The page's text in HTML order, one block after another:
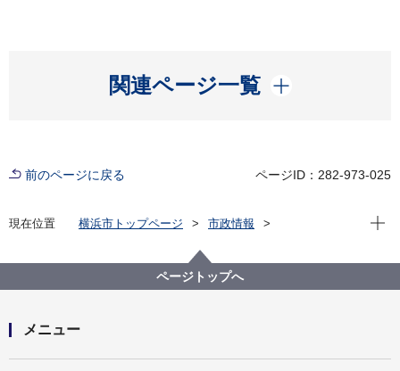
関連ページ一覧
開く
前のページに戻る ページID：282-973-025
現在位置 横浜市トップページ
市政情報
脱炭素・GREEN×EXPO推進局
記者発表 2023年度
～ＭＭ２１エコモビリティチャレンジ～提案事業者６
現在
ページトップへ
メニュー